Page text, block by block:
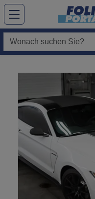
Hauptregion der Seite